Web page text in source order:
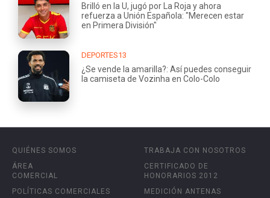
Brilló en la U, jugó por La Roja y ahora
refuerza a Unión Española: "Merecen estar
en Primera División"
DEPORTES13
¿Se vende la amarilla?: Así puedes conseguir
la camiseta de Vozinha en Colo-Colo
QUIÉNES SOMOS
ÁREA
COMERCIAL
POLÍTICAS COMERCIALES
TRABAJA CON NOSOTROS
CERTIFICADO DE
HONORARIOS 2012
MEDICIÓN ANTENAS